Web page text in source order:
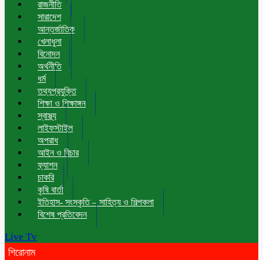
রাজনীতি
সারাদেশ
আন্তর্জাতিক
খেলাধুলা
বিনোদন
অর্থনীতি
ধর্ম
তথ্যপ্রযুক্তি
শিক্ষা ও শিক্ষাঙ্গন
স্বাস্থ্য
লাইফস্টাইল
অপরাধ
আইন ও বিচার
ফ্যাশন
চাকরি
কৃষি বার্তা
ইতিহাস- সংস্কৃতি – সাহিত্য ও শিল্পকলা
বিশেষ প্রতিবেদন
Live Tv
শিরোনাম